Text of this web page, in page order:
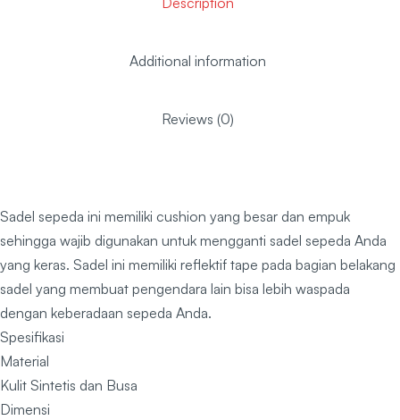
Additional information
Reviews (0)
Sadel sepeda ini memiliki cushion yang besar dan empuk
sehingga wajib digunakan untuk mengganti sadel sepeda Anda
yang keras. Sadel ini memiliki reflektif tape pada bagian belakang
sadel yang membuat pengendara lain bisa lebih waspada
dengan keberadaan sepeda Anda.
Spesifikasi
Material
Kulit Sintetis dan Busa
Dimensi